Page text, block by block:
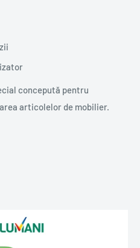
concepută pentru
articolelor de mobilier.